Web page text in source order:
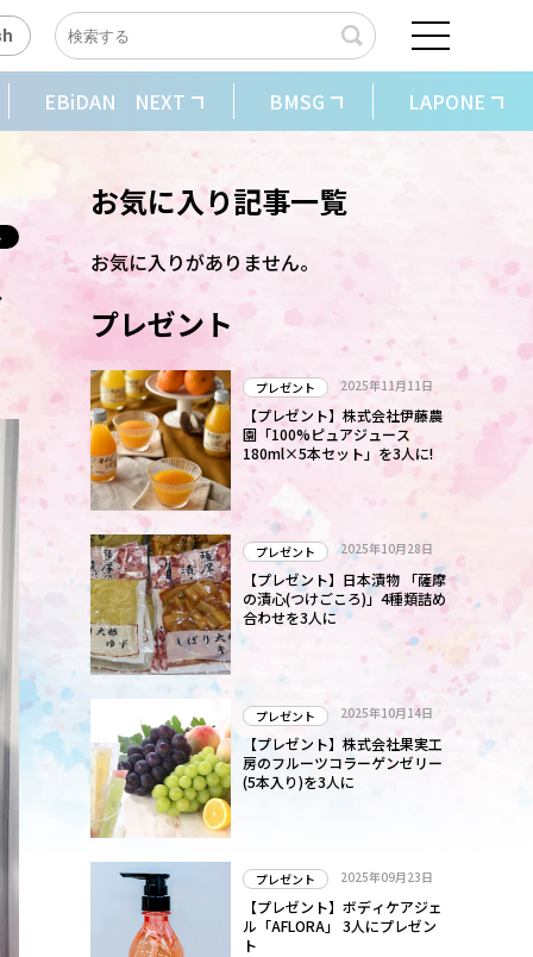
EBiDAN NEXT BMSG LAPONE
お気に入り記事一覧
お気に入りがありません。
プレゼント
プレゼント 2025年11月11日
【プレゼント】株式会社伊藤農
園「100%ピュアジュース
180ml×5本セット」を3人に!
プレゼント 2025年10月28日
【プレゼント】日本漬物 「薩摩
の漬心(つけごころ)」4種類詰め
合わせを3人に
プレゼント 2025年10月14日
【プレゼント】株式会社果実工
房のフルーツコラーゲンゼリー
(5本入り)を3人に
プレゼント 2025年09月23日
【プレゼント】ボディケアジェ
ル「AFLORA」 3人にプレゼン
ト